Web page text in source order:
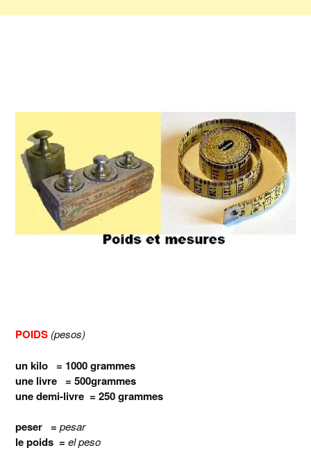
POIDS (pesos)
un kilo = 1000 grammes
une livre = 500grammes
une demi-livre = 250 grammes
peser = pesar
le poids = el peso